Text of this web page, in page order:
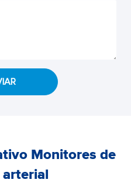
Monitores de